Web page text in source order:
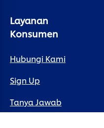
Layanan
Konsumen
Hubungi Kami
Sign Up
Tanya Jawab